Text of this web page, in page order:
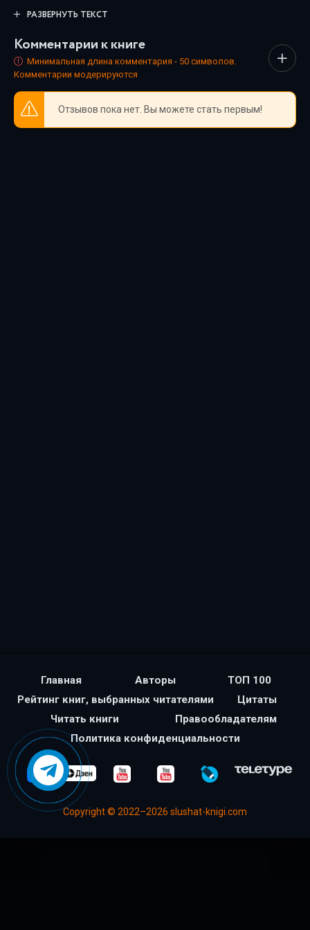
Каждая озвучка тщательно подобрана, чтобы передать
комфортным. Новинки и классика, фантастика и драма,
триллеры и любовные истории - мы собрали всё, чтобы
каждый нашёл книгу по душе.
РАЗВЕРНУТЬ ТЕКСТ
Комментарии к книге
Минимальная длина комментария - 50 символов.
Комментарии модерируются
Отзывов пока нет. Вы можете стать первым!
Главная Авторы
ТОП 100
Рейтинг книг, выбранных читателями
Цитаты
Читать книги
Правообладателям
Политика конфиденциальности
Copyright © 2022–2026 slushat-knigi.com